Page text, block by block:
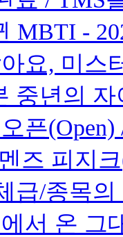
MBTI -
요, 미스
중년의 자
픈(Open)
즈 피지
급/종목의
서 온 그